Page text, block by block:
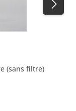
(sans filtre)